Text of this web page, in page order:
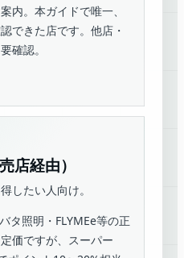
内。本ガイドで唯一、
できた店です。他店・
確認。
店経由）
したい人向け。
タ照明・FLYMEe等の正
価ですが、スーパー